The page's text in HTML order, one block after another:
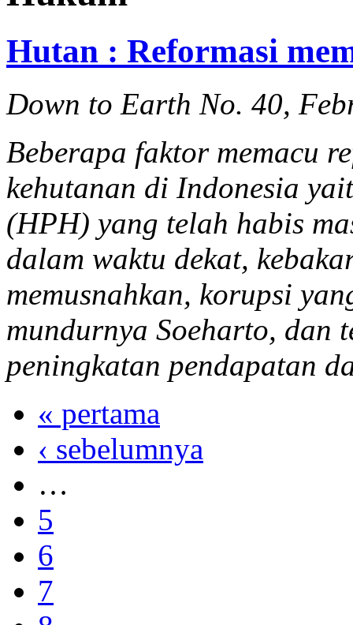
Hutan : Reformasi
Down to Earth No. 40,
Beberapa faktor memacu
kehutanan di Indonesia
(HPH) yang telah habis
dalam waktu dekat,
memusnahkan, korupsi
mundurnya Soeharto, dan
peningkatan pendapatan
« pertama
‹ sebelumnya
…
5
6
7